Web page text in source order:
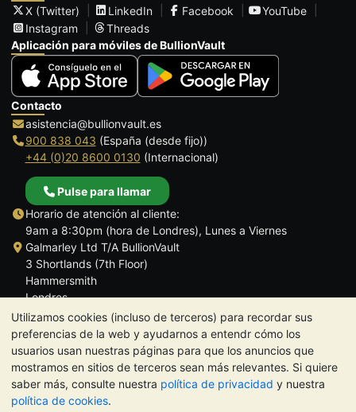
Utilizamos cookies (incluso de terceros) para recordar sus
preferencias de la web y ayudarnos a entendr cómo los
usuarios usan nuestras páginas para que los anuncios que
mostramos en sitios de terceros sean más relevantes. Si quiere
saber más, consulte nuestra política de privacidad y nuestra
política de cookies.
X (Twitter)
LinkedIn Facebook
YouTube
Instagram
Threads
Aplicación para móviles de BullionVault
Contacto
asistencia@bullionvault.es
900 838 043 (España (desde fijo))
+44 (0)20 8600 0130 (Internacional)
Pulse para llamar
Horario de atención al cliente:
9am a 8:30pm (hora de Londres), Lunes a Viernes
Galmarley Ltd T/A BullionVault
3 Shortlands (7th Floor)
Hammersmith
Londres
W6 8DA
Reino Unido